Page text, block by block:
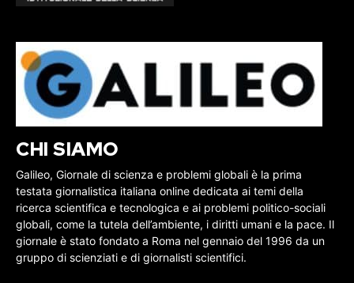
CHI SIAMO
Galileo, Giornale di scienza e problemi globali è la prima
testata giornalistica italiana online dedicata ai temi della
ricerca scientifica e tecnologica e ai problemi politico-sociali
globali, come la tutela dell’ambiente, i diritti umani e la pace. Il
giornale è stato fondato a Roma nel gennaio del 1996 da un
gruppo di scienziati e di giornalisti scientifici.